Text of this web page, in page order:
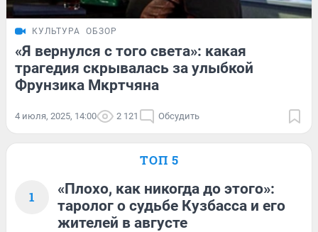
КУЛЬТУРА ОБЗОР
«Я вернулся с того света»: какая
трагедия скрывалась за улыбкой
Фрунзика Мкртчяна
4 июля, 2025, 14:00 2 121 Обсудить
ТОП 5
1
«Плохо, как никогда до этого»:
таролог о судьбе Кузбасса и его
жителей в августе